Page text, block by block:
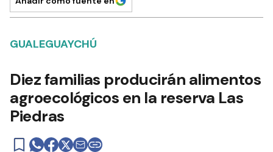
GUALEGUAYCHÚ
Diez familias producirán alimentos
agroecológicos en la reserva Las
Piedras